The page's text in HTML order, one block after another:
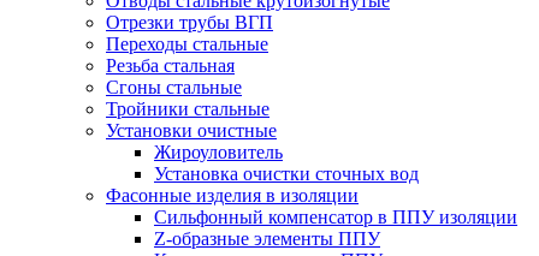
Отрезки трубы ВГП
Переходы стальные
Резьба стальная
Сгоны стальные
Тройники стальные
Установки очистные
Жироуловитель
Установка очистки сточных вод
Фасонные изделия в изоляции
Cильфонный компенсатор в ППУ изоляции
Z-образные элементы ППУ